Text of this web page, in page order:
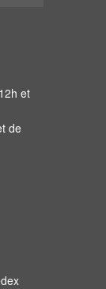
et
de